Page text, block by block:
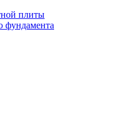
плиты
фундамента